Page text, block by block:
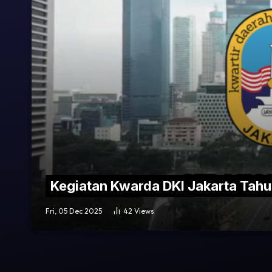
Kegiatan Kwarda DKI Jakarta
Fri, 05 Dec 2025 42Views